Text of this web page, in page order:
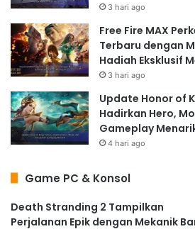
3 hari ago
Free Fire MAX
Terbaru dengan
Hadiah Eksklusif
3 hari ago
Update Honor of
Hadirkan Hero,
Gameplay
4 hari ago
Game PC & Konsol
Death Stranding 2 Tampilkan
Perjalanan Epik dengan Mekanik